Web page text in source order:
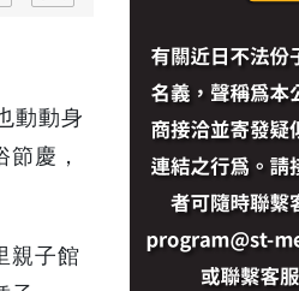
動動身
慶，
親子館